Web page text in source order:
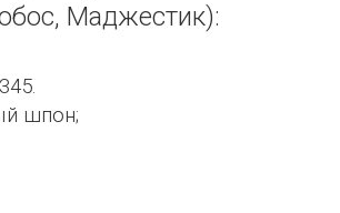
Маджестик):
шпон;